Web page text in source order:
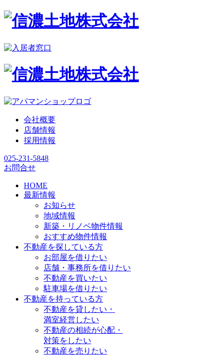
会社概要
店舗情報
採用情報
025-231-5848
お問合せ
HOME
最新情報
お知らせ
地域情報
新築・リノベ物件情報
おすすめ物件情報
不動産を探している方
お部屋を借りたい
店舗・事務所を借りたい
不動産を買いたい
駐車場を借りたい
不動産を持っている方
不動産を貸したい・
満室経営したい
不動産の相続が心配・
対策をしたい
不動産を売りたい